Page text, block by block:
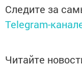
Следите за
Telegram-
Читайте